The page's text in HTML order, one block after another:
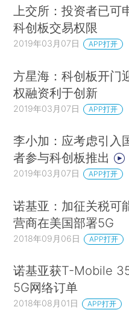
上交所：投资者已可
科创板交易权限
2019年03月07日 APP打开
方星海：科创板开门
权融资利于创新
2019年03月07日 APP打开
李小加：应考虑引入
者参与科创板推出
2019年03月07日 APP打开
诺基亚：加征关税可
营商在美国部署5G
2018年09月06日 APP打开
诺基亚获T-Mobile
5G网络订单
2018年08月01日 APP打开